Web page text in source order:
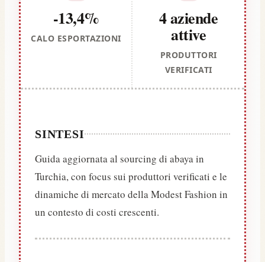
-13,4%
CALO ESPORTAZIONI
4 aziende
attive
PRODUTTORI
VERIFICATI
SINTESI
Guida aggiornata al sourcing di abaya in
Turchia, con focus sui produttori verificati e le
dinamiche di mercato della Modest Fashion in
un contesto di costi crescenti.